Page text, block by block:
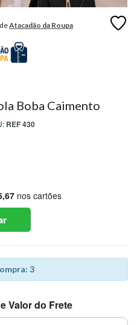
Atacadão da Roupa
Boba Caimento
REF 430
nos cartões
3
Valor do Frete